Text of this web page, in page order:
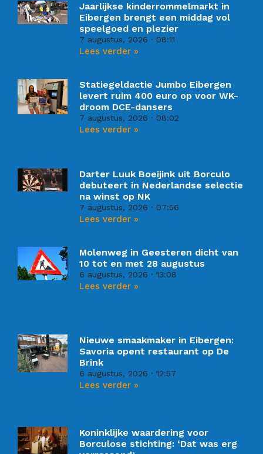
Jaarlijkse kinderrommelmarkt in
Eibergen brengt een middag vol
speelgoed en plezier
7 augustus, 2026 08:11
Lees verder »
Statiegeldactie Jumbo Eibergen
levert ruim 400 euro op voor WK-
droom DCE-dansers
7 augustus, 2026 08:02
Lees verder »
Darter Luuk Boeijink uit Borculo
debuteert in Nederlandse selectie
na winst op NK
7 augustus, 2026 07:56
Lees verder »
Molenweg in Geesteren dicht van
10 tot en met 28 augustus
6 augustus, 2026 13:08
Lees verder »
Nieuwe smaakmaker in Eibergen:
Savoria opent restaurant op De
Brink
6 augustus, 2026 12:57
Lees verder »
Koninklijke waardering voor
Borculose stichting: ‘Dat was erg